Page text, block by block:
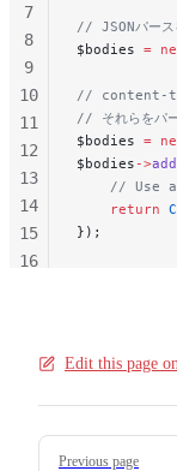
// JSONパース
$bodies =
// content-type
// それらをパ
$bodies =
$bodies ->
// Use
    return
});
7
8
9
10
11
12
13
14
15
16
Edit this page
Pager
Previous page